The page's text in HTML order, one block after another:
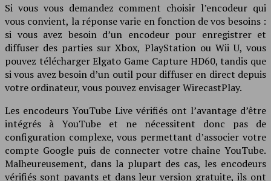
Si vous vous demandez comment choisir l’encodeur qui
vous convient, la réponse varie en fonction de vos besoins :
si vous avez besoin d’un encodeur pour enregistrer et
diffuser des parties sur Xbox, PlayStation ou Wii U, vous
pouvez télécharger Elgato Game Capture HD60, tandis que
si vous avez besoin d’un outil pour diffuser en direct depuis
votre ordinateur, vous pouvez envisager WirecastPlay.
Les encodeurs YouTube Live vérifiés ont l’avantage d’être
intégrés à YouTube et ne nécessitent donc pas de
configuration complexe, vous permettant d’associer votre
compte Google puis de connecter votre chaîne YouTube.
Malheureusement, dans la plupart des cas, les encodeurs
vérifiés sont payants et dans leur version gratuite, ils ont